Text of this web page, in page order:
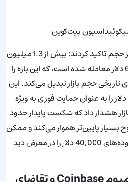
بیت‌کوین
تحلیل‌گران همچنین بر تمرکز حجم تاکید کردند: بیش از 1.3 میلیون
BTC بین 60,000 و 63,000 دلار معامله شده است، که این بازه را
تاریخی حجم بازار تبدیل می‌کند. این
امر ناحیهٔ 60,000–60,600 دلار را به عنوان حمایت فوری به ویژه
هشدار داد که شکست پایدار حدود
سطوح بسیار پایین‌تر هموار می‌کند و ممکن
است اهداف تکنیکی تا محدوده‌های 40,000 دلار را در معرض دید